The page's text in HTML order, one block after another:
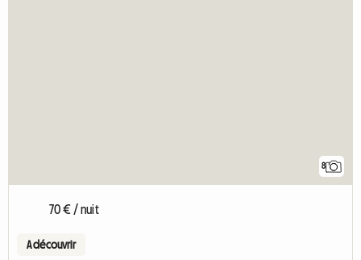
8
70 € / nuit
A découvrir